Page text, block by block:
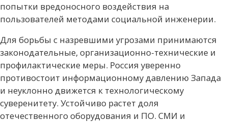
попытки вредоносного воздействия на
пользователей методами социальной инженерии.
Для борьбы с назревшими угрозами принимаются
законодательные, организационно-технические и
профилактические меры. Россия уверенно
противостоит информационному давлению Запада
и неуклонно движется к технологическому
суверенитету. Устойчиво растет доля
отечественного оборудования и ПО. СМИ и